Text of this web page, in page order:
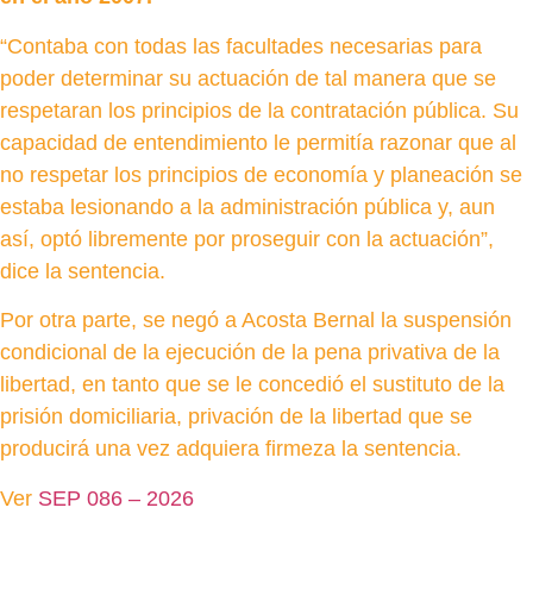
“Contaba con todas las facultades necesarias para
poder determinar su actuación de tal manera que se
respetaran los principios de la contratación pública. Su
capacidad de entendimiento le permitía razonar que al
no respetar los principios de economía y planeación se
estaba lesionando a la administración pública y, aun
así, optó libremente por proseguir con la actuación”,
dice la sentencia.
Por otra parte, se negó a Acosta Bernal la suspensión
condicional de la ejecución de la pena privativa de la
libertad, en tanto que se le concedió el sustituto de la
prisión domiciliaria, privación de la libertad que se
producirá una vez adquiera firmeza la sentencia.
Ver SEP 086 – 2026